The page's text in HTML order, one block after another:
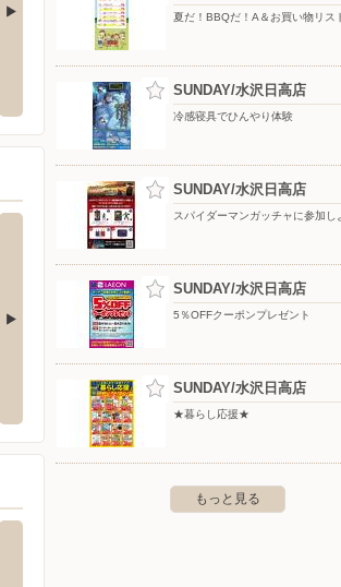
店
沢秋葉町136-1 〒023-0003 岩手県奥州市水沢佐倉河
店
町136-1
クスリのアオキ/東中通り店
〒023-0822 奥州市水沢東中通り2-5-
夏だ！BBQだ！A＆お買い物リス
SUNDAY/水沢日高店
冷感寝具でひんやり体験
SUNDAY/水沢日高店
スパイダーマンガッチャに参加し
SUNDAY/水沢日高店
5％OFFクーポンプレゼント
SUNDAY/水沢日高店
★暮らし応援★
もっと見る